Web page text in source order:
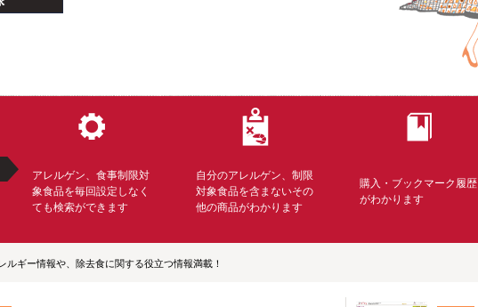
アレルゲン、食事制限対
象食品を毎回設定しなく
ても検索ができます
自分のアレルゲン、制限
対象食品を含まないその
他の商品がわかります
購入・ブックマーク履歴
がわかります
ルギー情報や、除去食に関する役立つ情報満載！